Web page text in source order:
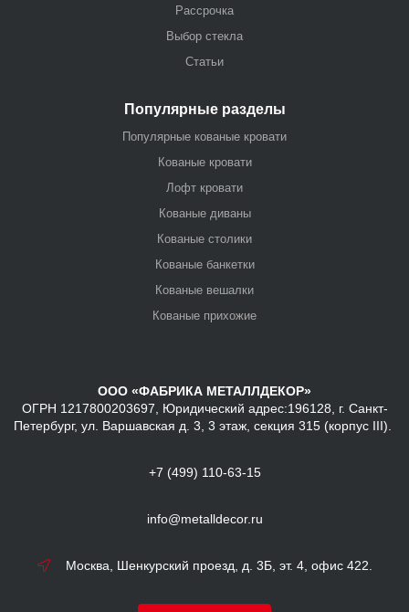
Рассрочка
Выбор стекла
Статьи
Популярные разделы
Популярные кованые кровати
Кованые кровати
Лофт кровати
Кованые диваны
Кованые столики
Кованые банкетки
Кованые вешалки
Кованые прихожие
ООО «ФАБРИКА МЕТАЛЛДЕКОР»
ОГРН 1217800203697, Юридический адрес:196128, г. Санкт-
Петербург, ул. Варшавская д. 3, 3 этаж, секция 315 (корпус III).
+7 (499) 110-63-15
info@metalldecor.ru
Москва, Шенкурский проезд, д. 3Б, эт. 4, офис 422.